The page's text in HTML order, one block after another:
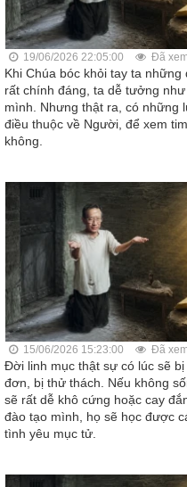
19/06/2026 22:05:00 Đã
Khi Chúa bóc khỏi tay ta
rất chính đáng, ta dễ tưởng
mình. Nhưng thật ra, có những
điều thuộc về Người, để xem
không.
15/06/2026 15:23:00 Đã
Đời linh mục thật sự có lúc sẽ
đơn, bị thử thách. Nếu không
sẽ rất dễ khô cứng hoặc cay
đào tạo mình, họ sẽ học được
tình yêu mục tử.